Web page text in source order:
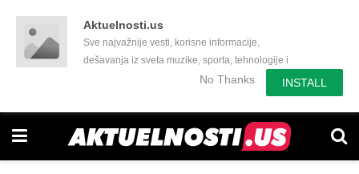
Aktuelnosti.us
Sve najvažnije vesti, korisne informacije,
dešavanja iz sveta muzike, sporta, tehnologije i
još mnogo toga zanimljivog.No Thanks INSTALL